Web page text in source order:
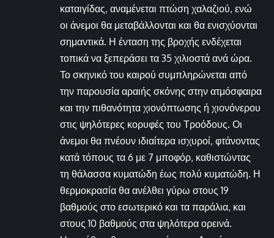
καταιγίδας, αναμένεται πτώση χαλαζιού, ενώ
οι άνεμοι θα μεταβάλλονται και θα ενισχύονται
σημαντικά. Η ένταση της βροχής ενδέχεται
τοπικά να ξεπεράσει τα 35 χιλιοστά ανά ώρα.
Το σκηνικό του καιρού συμπληρώνεται από
την παρουσία αραιής σκόνης στην ατμόσφαιρα
και την πιθανότητα χιονόπτωσης ή χιονόνερου
στις ψηλότερες κορυφές του Τροόδους. Οι
άνεμοι θα πνέουν ιδιαίτερα ισχυροί, φτάνοντας
κατά τόπους τα 6 με 7 μποφόρ, καθιστώντας
τη θάλασσα κυματώδη έως πολύ κυματώδη. Η
θερμοκρασία θα ανέλθει γύρω στους 19
βαθμούς στο εσωτερικό και τα παράλια, και
στους 10 βαθμούς στα ψηλότερα ορεινά.